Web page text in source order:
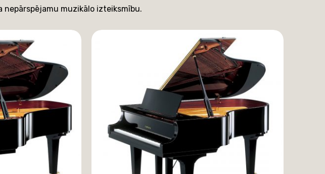
nepārspējamu muzikālo izteiksmību.